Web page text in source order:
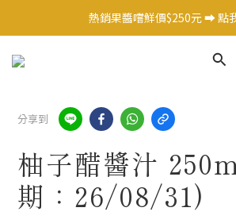
日式調味料任選1件 9 折 ➡️ 點
熱銷果醬嚐鮮價$250元 ➡️ 點
日式調味料任選1件 9 折 ➡️ 點
分享到
柚子醋醬汁
期：26/08/31)